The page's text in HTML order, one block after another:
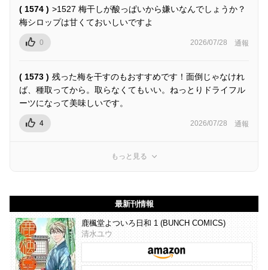
( 1574 ) >1527 梅干しが酸っぱいから嫌いなんでしょうか？
梅シロップは甘くておいしいですよ
0 2026/07/28 通報
( 1573 ) 残った梅を干すのもおすすめです！面倒じゃなけれ
ば、種取ってから。取らなくてもいい。ねっとりドライフル
ーツになって美味しいです。
4 2026/07/28 通報
もっと見る
最新刊情報
鹿楓堂よついろ日和 1 (BUNCH COMICS)
清水ユウ